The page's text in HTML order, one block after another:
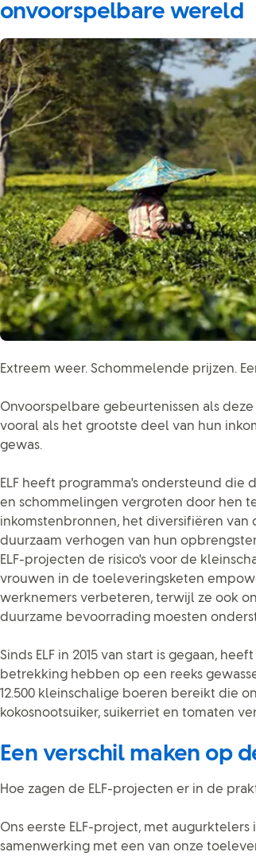
onvoorspelbare wereld
Extreem weer. Schommelende prijzen.
Onvoorspelbare gebeurtenissen als
vooral als het grootste deel van hun
gewas.
ELF heeft programma's ondersteund
en schommelingen vergroten door hen
inkomstenbronnen, het diversifiëren
duurzaam verhogen van hun
ELF-projecten de risico's voor de
vrouwen in de toeleveringsketen
werknemers verbeteren, terwijl ze ook
duurzame bevoorrading moesten
Sinds ELF in 2015 van start is gegaan,
betrekking hebben op een reeks
12.500 kleinschalige boeren bereikt die
kokosnootsuiker, suikerriet en tomaten
Een verschil maken op
Hoe zagen de ELF-projecten er in de
Ons eerste ELF-project, met
samenwerking met een van onze